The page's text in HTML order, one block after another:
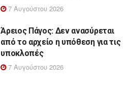
7 Αυγούστου 2026
Άρειος Πάγος: Δεν ανασύρεται
από το αρχείο η υπόθεση για τις
υποκλοπές
7 Αυγούστου 2026